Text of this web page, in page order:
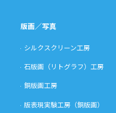
版画／写真
シルクスクリーン工房
石版画（リトグラフ）工房
銅版画工房
版表現実験工房（銅版画）